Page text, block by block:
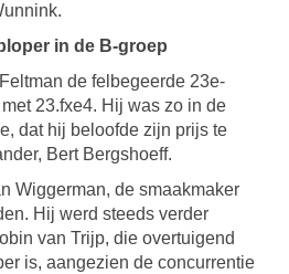
in de B-groep
de felbegeerde 23e-
23.fxe4. Hij was zo in de
dat hij beloofde zijn prijs te
Bert Bergshoeff.
Wiggerman, de smaakmaker
Hij werd steeds verder
van Trijp, die overtuigend
is, aangezien de concurrentie